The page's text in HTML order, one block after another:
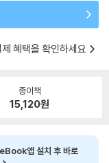
혜택을 확인하세요
종이책
15,120원
앱 설치 후 바로